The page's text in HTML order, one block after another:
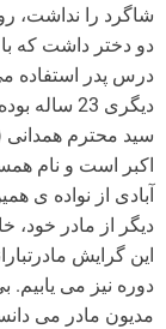
شاگرد را نداشت،
دو دختر داشت که
سید محترم همدانی
اکبر است و نام
این گرایش
دوره نیز می یابیم.
مدیون مادر می